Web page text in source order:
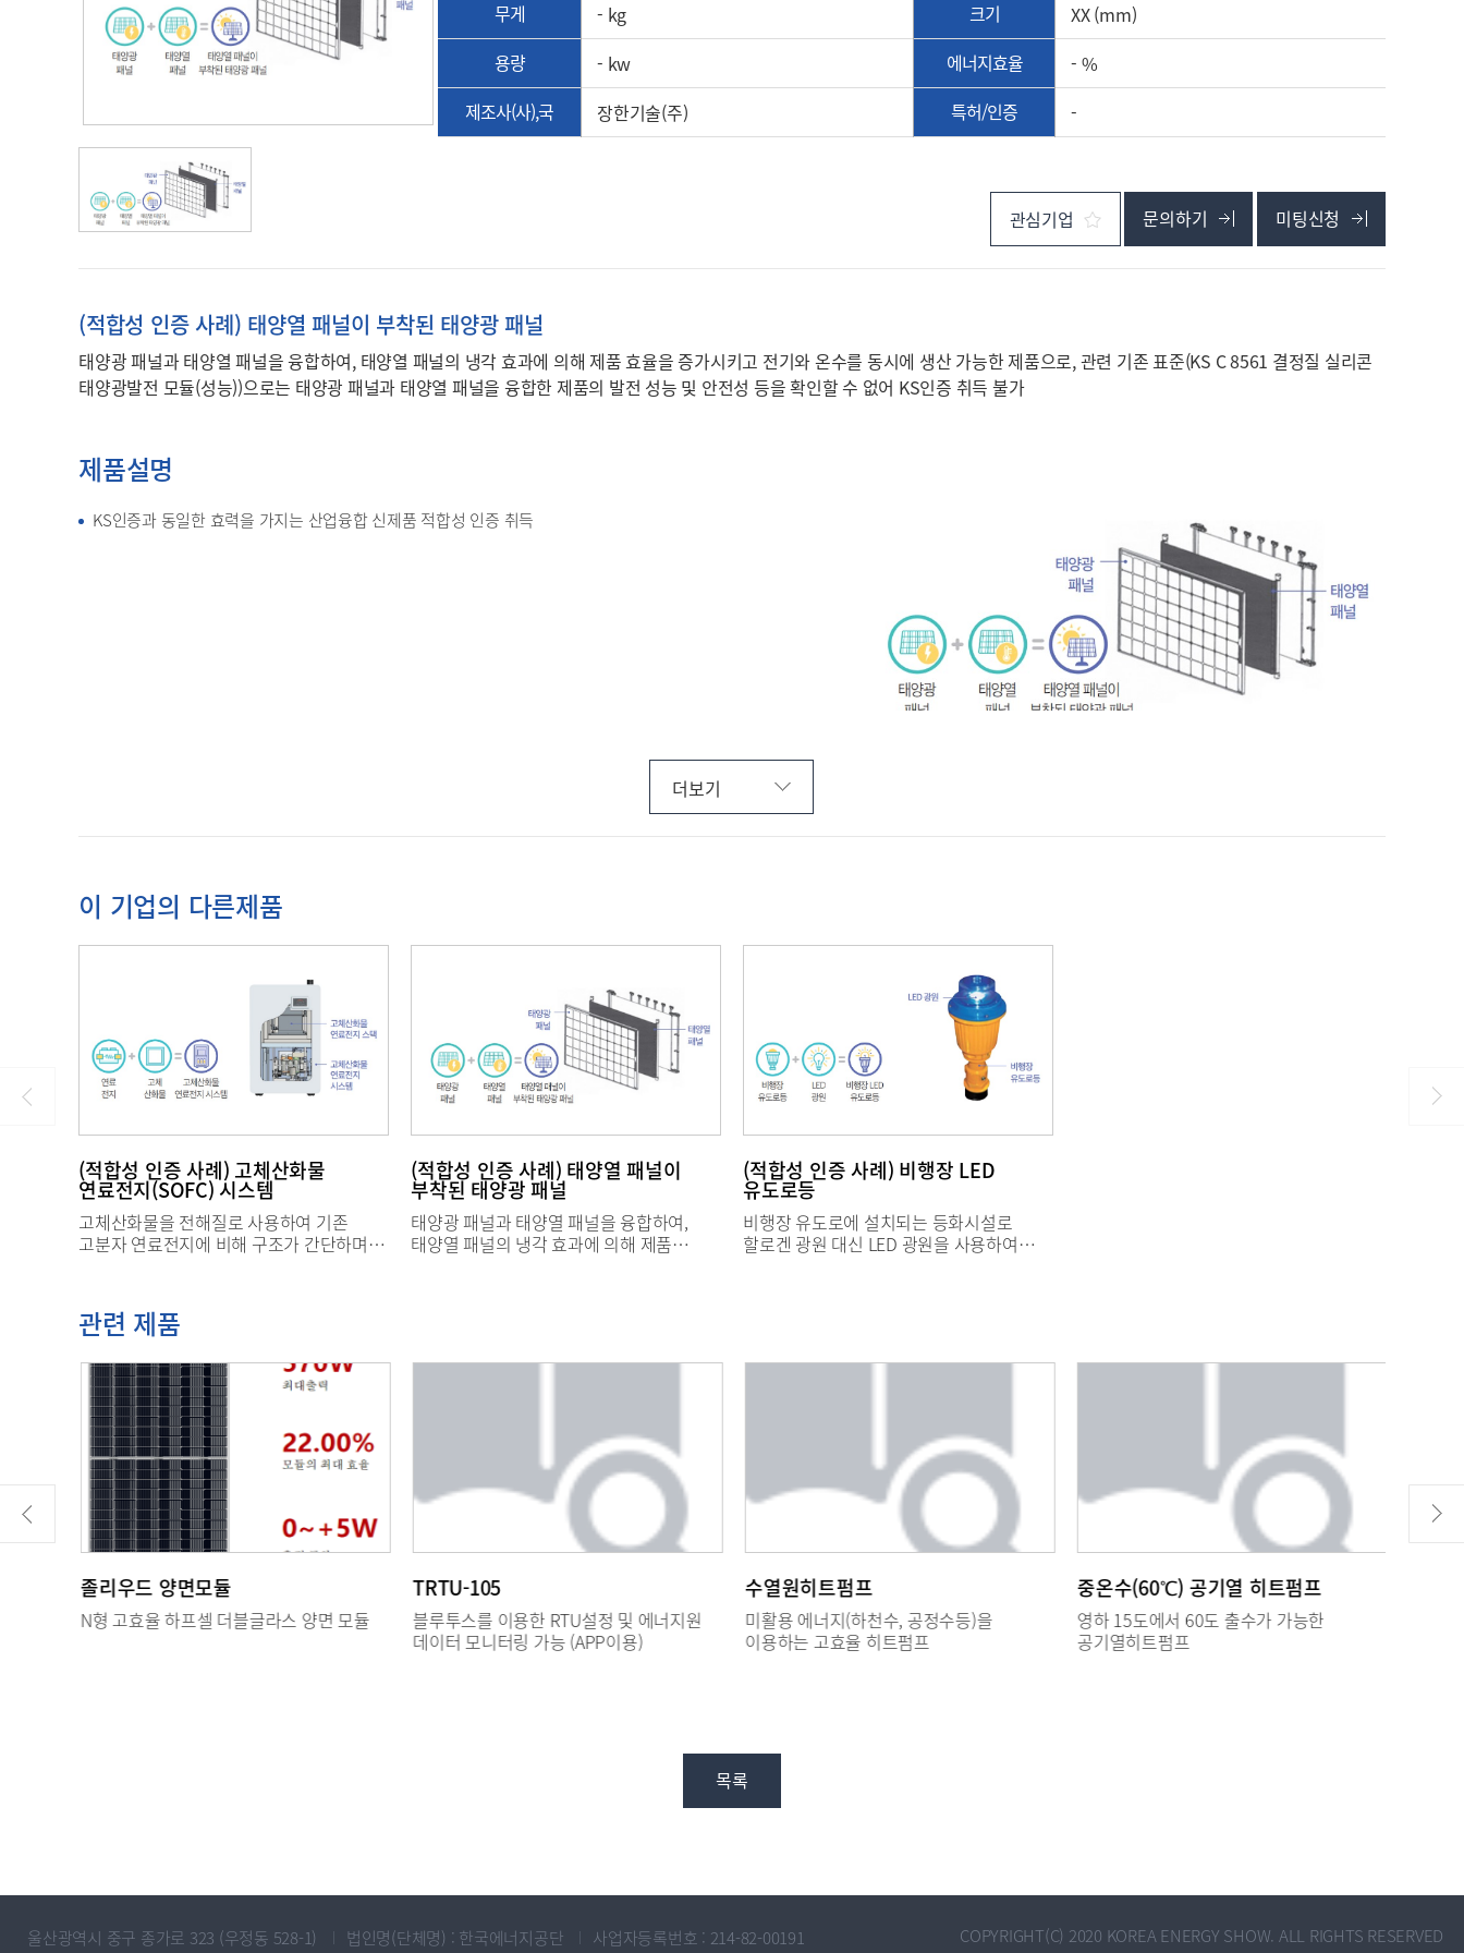
무게 - kg 크기
XX (mm)
용량
- kw 에너지효율
- %
제조사(사),국
장한기술(주) 특허/인증 -
관심기업 문의하기 미팅신청
(적합성 인증 사례) 태양열 패널이 부착된 태양광 패널
태양광 패널과 태양열 패널을 융합하여, 태양열 패널의 냉각 효과에 의해 제품 효율을 증가시키고 전기와 온수를 동시에 생산 가능한 제품으로, 관련 기존 표준(KS C 8561 결정질 실리콘
태양광발전 모듈(성능))으로는 태양광 패널과 태양열 패널을 융합한 제품의 발전 성능 및 안전성 등을 확인할 수 없어 KS인증 취득 불가
제품설명
KS인증과 동일한 효력을 가지는 산업융합 신제품 적합성 인증 취득
더보기
이 기업의 다른제품
(적합성 인증 사례) 고체산화물
연료전지(SOFC) 시스템
고체산화물을 전해질로 사용하여 기존
고분자 연료전지에 비해 구조가 간단하며
8569 고분자 연료전지 시스템)으로는
고체산화물을 전해질로 사용하는 연료전지
확인할 수 없어 KS인증 취득 불가
(적합성 인증 사례) 태양열 패널이
부착된 태양광 패널
태양광 패널과 태양열 패널을 융합하여,
태양열 패널의 냉각 효과에 의해 제품
(적합성 인증 사례) 비행장 LED
유도로등
비행장 유도로에 설치되는 등화시설로
할로겐 광원 대신 LED 광원을 사용하여
관련 제품
졸리우드 양면모듈
N형 고효율 하프셀 더블글라스 양면 모듈
TRTU-105
블루투스를 이용한 RTU설정 및 에너지원
데이터 모니터링 가능 (APP이용)
수열원히트펌프
미활용 에너지(하천수, 공정수등)을
이용하는 고효율 히트펌프
중온수(60℃) 공기열 히트펌프
영하 15도에서 60도 출수가 가능한
공기열히트펌프
목록
울산광역시 중구 종가로 323 (우정동 528-1) 법인명(단체명) : 한국에너지공단 사업자등록번호 : 214-82-00191 COPYRIGHT(C) 2020 KOREA ENERGY SHOW. ALL RIGHTS RESERVED